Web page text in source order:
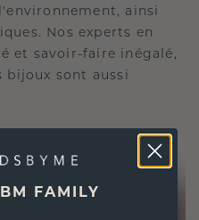
ainsi
Nos experts en
et savoir-faire inégalé,
bijoux sont aussi
FAMILY